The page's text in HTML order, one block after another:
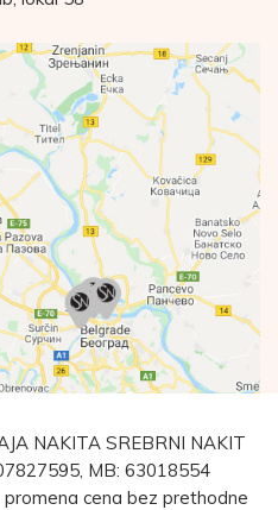
NAKITA SREBRNI NAKIT
MB: 63018554
cena bez prethodne